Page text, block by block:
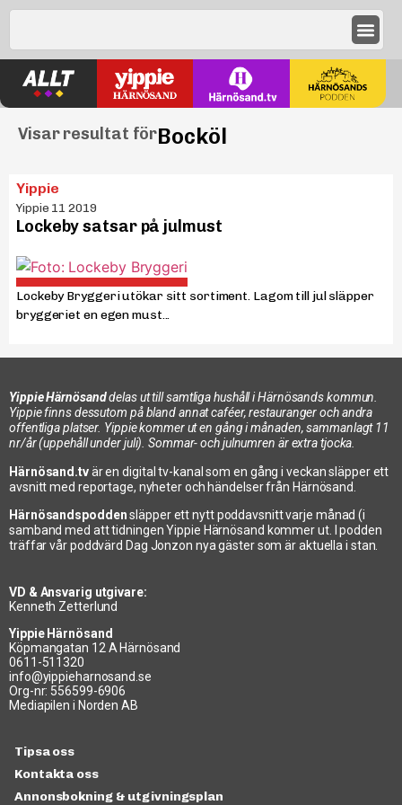
Visar resultat förBocköl
Yippie
Yippie 11 2019
Lockeby satsar på julmust
Lockeby Bryggeri utökar sitt sortiment. Lagom till jul släpper
bryggeriet en egen must...
Yippie Härnösanddelas ut till samtliga hushåll i Härnösands kommun.
Yippie finns dessutom på bland annat caféer, restauranger och andra
offentliga platser. Yippie kommer ut en gång i månaden, sammanlagt 11
nr/år (uppehåll under juli). Sommar- och julnumren är extra tjocka.
Härnösand.tvär en digital tv-kanal som en gång i veckan släpper ett
avsnitt med reportage, nyheter och händelser från Härnösand.
Härnösandspoddensläpper ett nytt poddavsnitt varje månad (i
samband med att tidningen Yippie Härnösand kommer ut. I podden
träffar vår poddvärd Dag Jonzon nya gäster som är aktuella i stan.
VD & Ansvarig utgivare:
Kenneth Zetterlund
Yippie Härnösand
Köpmangatan 12 A Härnösand
0611-511320
info@yippieharnosand.se
Org-nr: 556599-6906
Mediapilen i Norden AB
Tipsa oss
Kontakta oss
Annonsbokning & utgivningsplan